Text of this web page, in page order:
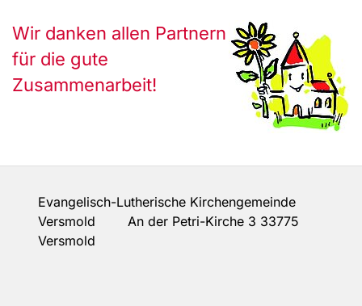
Wir danken allen Partnern
für die gute
Zusammenarbeit!
Evangelisch-Lutherische Kirchengemeinde
Versmold An der Petri-Kirche 3 33775
Versmold